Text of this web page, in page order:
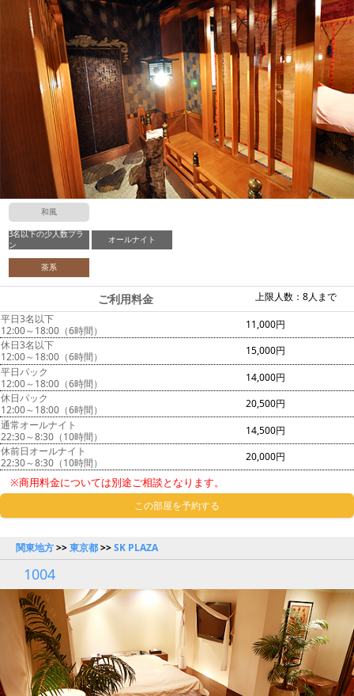
和風
3名以下の少人数プラ
ン
オールナイト
茶系
上限人数：8人まで
ご利用料金
平日3名以下
12:00～18:00（6時間）
11,000円
休日3名以下
12:00～18:00（6時間）
15,000円
平日パック
12:00～18:00（6時間）
14,000円
休日パック
12:00～18:00（6時間）
20,500円
通常オールナイト
22:30～8:30（10時間）
14,500円
休前日オールナイト
22:30～8:30（10時間）
20,000円
※商用料金については別途ご相談となります。
この部屋を予約する
関東地方>>東京都>>SK PLAZA
1004